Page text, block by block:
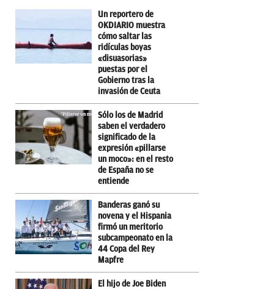
Un reportero de
OKDIARIO muestra
cómo saltar las
ridículas boyas
«disuasorias»
puestas por el
Gobierno tras la
invasión de Ceuta
Sólo los de Madrid
saben el verdadero
significado de la
expresión «pillarse
un moco»: en el resto
de España no se
entiende
Banderas ganó su
novena y el Hispania
firmó un meritorio
subcampeonato en la
44 Copa del Rey
Mapfre
El hijo de Joe Biden